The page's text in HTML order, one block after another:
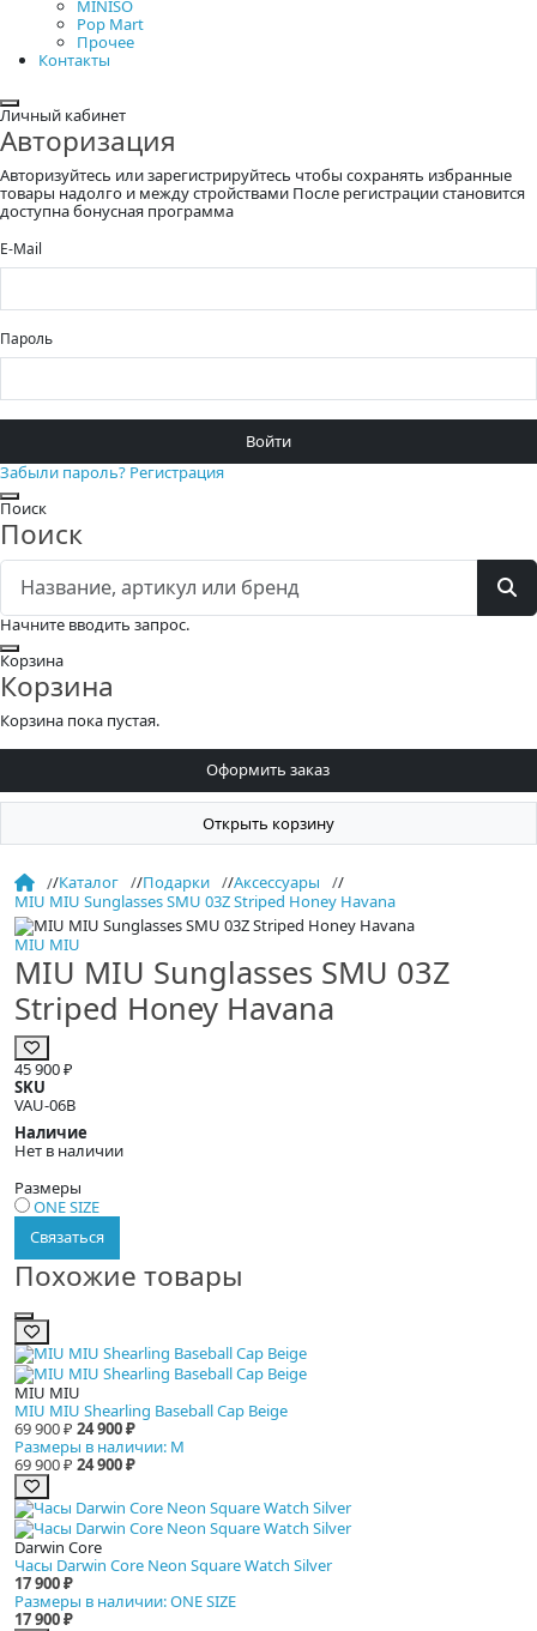
MINISO
Pop Mart
Прочее
Контакты
Закрыть
Личный кабинет
Авторизация
Авторизуйтесь или зарегистрируйтесь чтобы сохранять избранные
товары надолго и между стройствами После регистрации становится
доступна бонусная программа
E-Mail
Пароль
Войти
Забыли пароль? Регистрация
Закрыть
Поиск
Поиск
Начните вводить запрос.
Закрыть
Корзина
Корзина
Корзина пока пустая.
Оформить заказ
Открыть корзину
/Каталог /Подарки /Аксессуары
/
MIU MIU Sunglasses SMU 03Z Striped Honey Havana
MIU MIU
MIU MIU Sunglasses SMU 03Z
Striped Honey Havana
45 900 ₽
SKU
VAU-06B
Наличие
Нет в наличии
Размеры
ONE SIZE
Связаться
Похожие товары
MIU MIU
MIU MIU Shearling Baseball Cap Beige
69 900 ₽ 24 900 ₽
Размеры в наличии: M
69 900 ₽ 24 900 ₽
Darwin Core
Часы Darwin Core Neon Square Watch Silver
17 900 ₽
Размеры в наличии: ONE SIZE
17 900 ₽